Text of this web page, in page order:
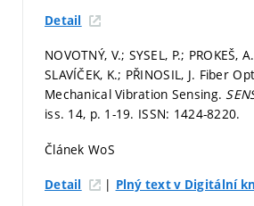
Detail
NOVOTNÝ, V.; SYSEL, P.; PROKEŠ,
SLAVÍČEK, K.; PŘINOSIL, J. Fiber
Mechanical Vibration Sensing.
iss. 14, p. 1-19. ISSN: 1424-8220.
Článek WoS
Detail | Plný text v Digitální